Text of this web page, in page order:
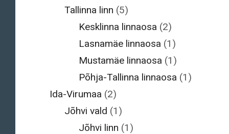
Tallinna linn (5)
Kesklinna linnaosa (2)
Lasnamäe linnaosa (1)
Mustamäe linnaosa (1)
Põhja-Tallinna linnaosa (1)
Ida-Virumaa (2)
Jõhvi vald (1)
Jõhvi linn (1)